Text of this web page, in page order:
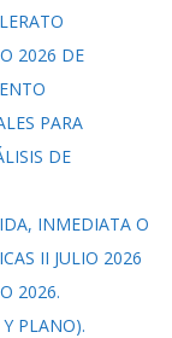
2026 DE
PARA
DE
INMEDIATA O
II JULIO 2026
2026.
PLANO).